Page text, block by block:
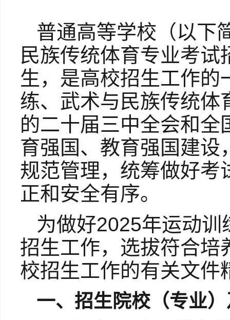
普通高等学校（以下
民族传统体育专业考
生，是高校招生工作
练、武术与民族传统体
的二十届三中全会和
育强国、教育强国建设
规范管理，统筹做好考
正和安全有序。
为做好2025年运动
招生工作，选拔符合培
校招生工作的有关文件
一、招生院校（专业